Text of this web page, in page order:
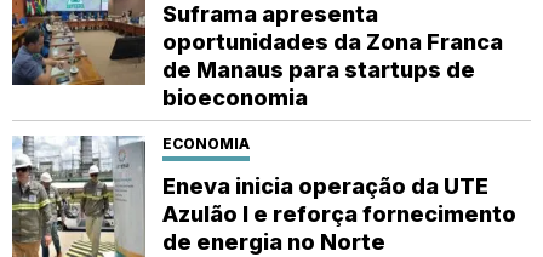
Suframa apresenta
oportunidades da Zona Franca
de Manaus para startups de
bioeconomia
ECONOMIA
Eneva inicia operação da UTE
Azulão I e reforça fornecimento
de energia no Norte